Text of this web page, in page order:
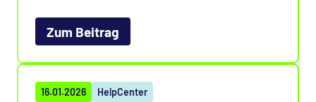
Zum Beitrag
16.01.2026 HelpCenter